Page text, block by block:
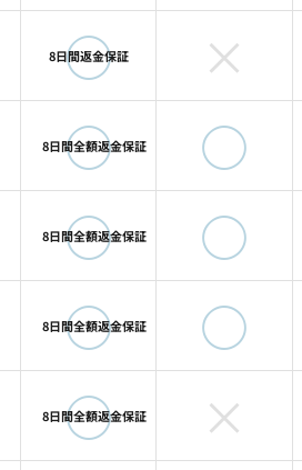
assessment/sotokuro.com
◯
8日間返金保証 ×
◯
8日間全額返金保証 ◯
◯
8日間全額返金保証 ◯
◯
8日間全額返金保証 ◯
◯
8日間全額返金保証 ×